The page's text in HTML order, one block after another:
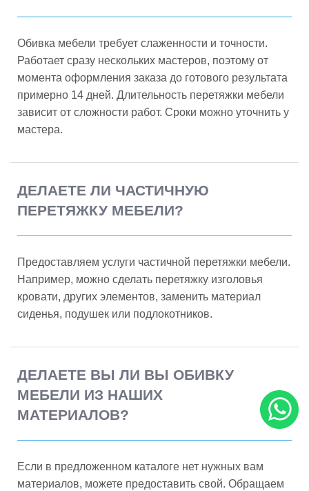
Обивка мебели требует слаженности и точности.
Работает сразу нескольких мастеров, поэтому от
момента оформления заказа до готового результата
примерно 14 дней. Длительность перетяжки мебели
зависит от сложности работ. Сроки можно уточнить у
мастера.
ДЕЛАЕТЕ ЛИ ЧАСТИЧНУЮ
ПЕРЕТЯЖКУ МЕБЕЛИ?
Предоставляем услуги частичной перетяжки мебели.
Например, можно сделать перетяжку изголовья
кровати, других элементов, заменить материал
сиденья, подушек или подлокотников.
ДЕЛАЕТЕ ВЫ ЛИ ВЫ ОБИВКУ
МЕБЕЛИ ИЗ НАШИХ
МАТЕРИАЛОВ?
Если в предложенном каталоге нет нужных вам
материалов, можете предоставить свой. Обращаем